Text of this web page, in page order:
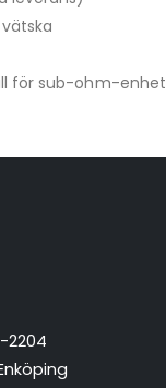
för sub-ohm-
2204